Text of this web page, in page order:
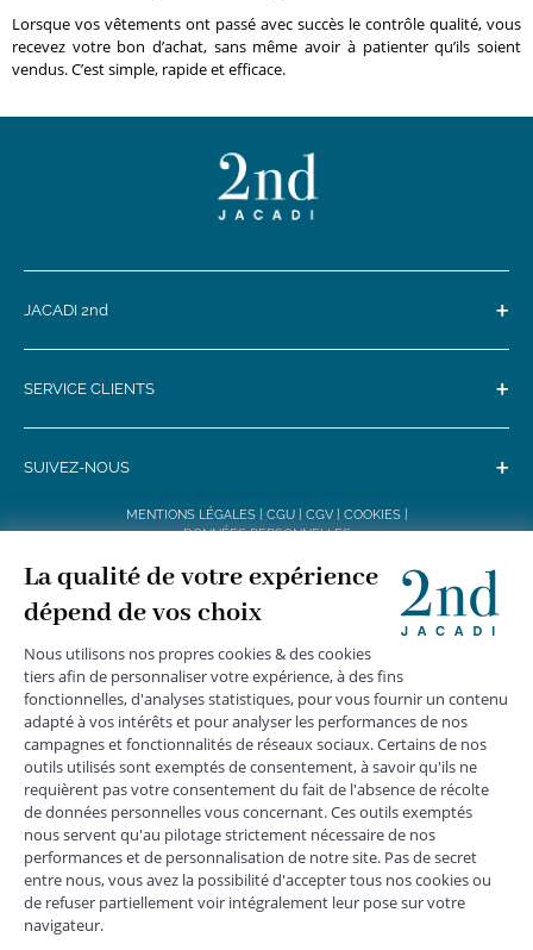
Lorsque vos vêtements ont passé avec succès le contrôle qualité, vous
recevez votre bon d’achat, sans même avoir à patienter qu’ils soient
vendus. C’est simple, rapide et efficace.
JACADI 2nd +
SERVICE CLIENTS +
SUIVEZ-NOUS +
MENTIONS LÉGALES| CGU| CGV| COOKIES|
DONNÉES PERSONNELLES
*Livraison express gratuite en point relais dès 59 € et à domicile dès 150
€ vers la France Métropolitaine
Les données collectées par la société JACADI, responsable
du traitement, sont nécessaires à l'envoi de newsletters, à la
création de compte, pour le traitement, le suivi et la livraison
de votre commande, ainsi que pour le suivi de votre
adhésion au programme fidélité. Conformément au
Règlement Européen 2016/679 du 27 avril 2016 sur la
protection des données personnelles, vous bénéficiez d'un
droit d'accès, d'édiction des directives anticipées, de
rectification, d'opposition, d'effacement, de portabilité ou de
limitation aux traitements de données vous concernant.
Vous pouvez exercer vos droits en écrivant à JACADI –